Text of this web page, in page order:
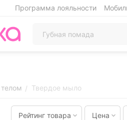
Программа лояльности
/ Твердое мыло
Рейтинг товара Цена